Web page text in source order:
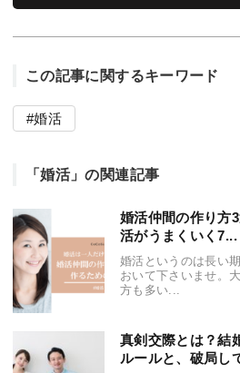
この記事に関するキーワード
婚活
「婚活」の関連記事
婚活仲間の作り方
活がうまくいく7...
婚活というのは長い
おいて下さいませ。
方も多い...
真剣交際とは？結
ルールと、破局し